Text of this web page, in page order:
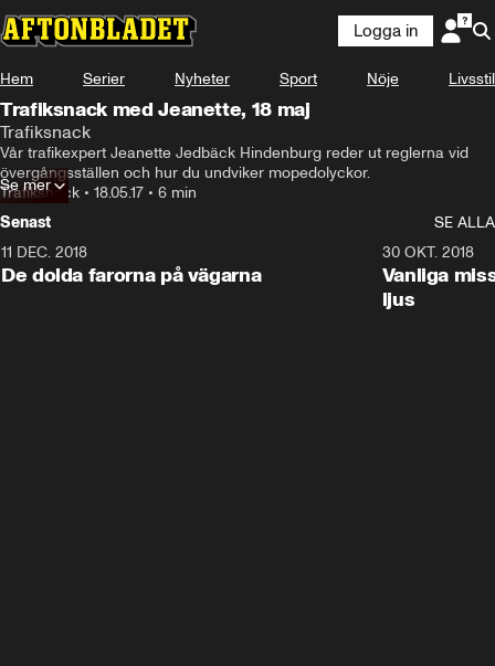
Logga in
Hem Serier Nyheter Sport Nöje Livsstil
Trafiksnack med Jeanette, 18 maj
Trafiksnack
Vår trafikexpert Jeanette Jedbäck Hindenburg reder ut reglerna vid
övergångsställen och hur du undviker mopedolyckor.
Trafiksnack • 18.05.17 • 6 min
Se mer
Senast
SE ALLA
11 DEC. 2018
De dolda farorna på vägarna
30 OKT. 2018
Vanliga
ljus